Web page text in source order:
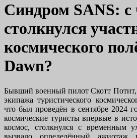
Синдром SANS: с
столкнулся
космического
Dawn?
Бывший военный пилот Скотт Потит,
экипажа туристического
что был проведён в сентябре 2024
космические туристы впервые в
космос, столкнулся с временным
вызвало определённый